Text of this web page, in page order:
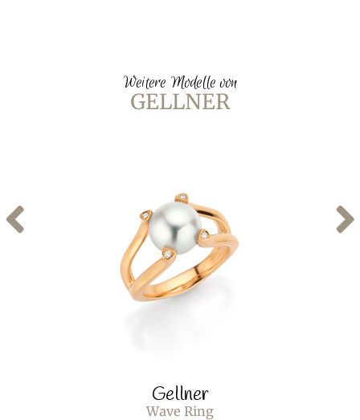
Weitere Modelle von
GELLNER
Gellner
Wave Ring